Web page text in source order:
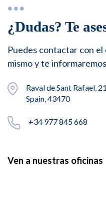
¿Dudas? Te
Puedes contactar con
mismo y te
Raval de Sant Rafael,
Spain, 43470
+34 977 845 668
Ven a nuestras oficinas